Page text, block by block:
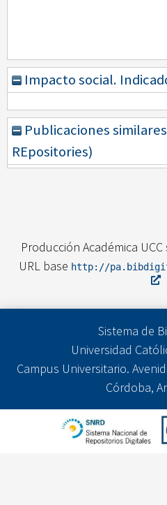
Impacto social.
Publicaciones
REpositories)
Producción Académica
URL base http://
Sistema de
Universidad
Campus Universitario.
Córdoba,